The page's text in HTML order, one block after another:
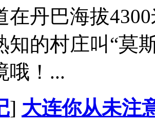
在丹巴海拔
知的村庄叫“莫
哦！...
] 大连你从未